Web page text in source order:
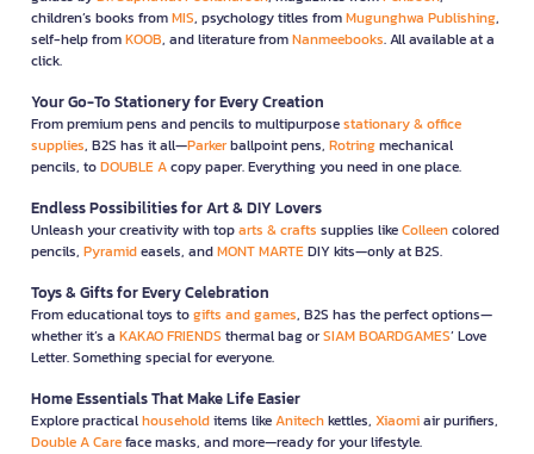
children’s books fromMIS, psychology titles fromMugunghwa Publishing,
self-help fromKOOB, and literature fromNanmeebooks. All available at a
click.
Your Go-To Stationery for Every Creation
From premium pens and pencils to multipurposestationary & office
supplies, B2S has it all—Parkerballpoint pens, Rotringmechanical
pencils, toDOUBLE Acopy paper. Everything you need in one place.
Endless Possibilities for Art & DIY Lovers
Unleash your creativity with toparts & crafts supplies likeColleencolored
pencils, Pyramideasels, andMONT MARTEDIY kits—only at B2S.
Toys & Gifts for Every Celebration
From educational toys togifts and games, B2S has the perfect options—
whether it’s a KAKAO FRIENDS thermal bag orSIAM BOARDGAMES’ Love
Letter. Something special for everyone.
Home Essentials That Make Life Easier
Explore practicalhouseholditems likeAnitechkettles, Xiaomiair purifiers,
Double A Careface masks, and more—ready for your lifestyle.